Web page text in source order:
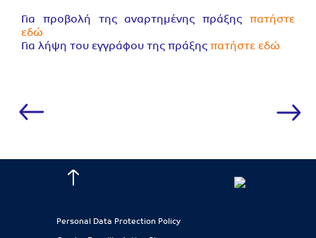
Για προβολή της αναρτημένης πράξης πατήστε
εδώ
Για λήψη του εγγράφου της πράξης πατήστε εδώ
Personal Data Protection Policy